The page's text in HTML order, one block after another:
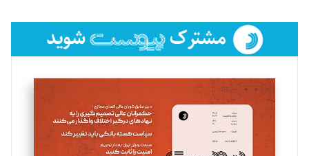
فائزه فتحی رستمی
تحریریه
سروش کرمیان
تحریریه